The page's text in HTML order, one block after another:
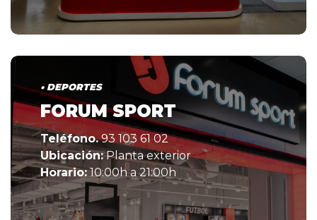
• DEPORTES
FORUM SPORT
Teléfono.93 103 61 02
Ubicación:Planta exterior
Horario:10:00h a 21:00h